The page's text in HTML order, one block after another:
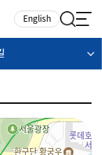
English